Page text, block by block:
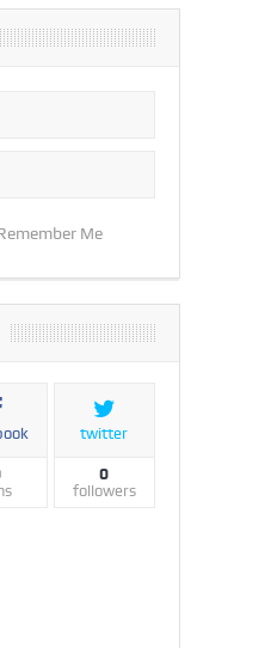
Me
twitter
0
followers